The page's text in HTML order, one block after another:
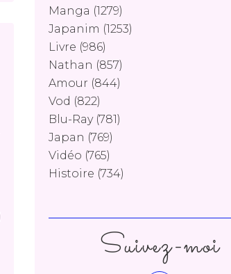
Manga (1279)
Japanim (1253)
Livre (986)
Nathan (857)
Amour (844)
Vod (822)
Blu-Ray(781)
Japan (769)
Vidéo (765)
Histoire (734)
Suivez-moi